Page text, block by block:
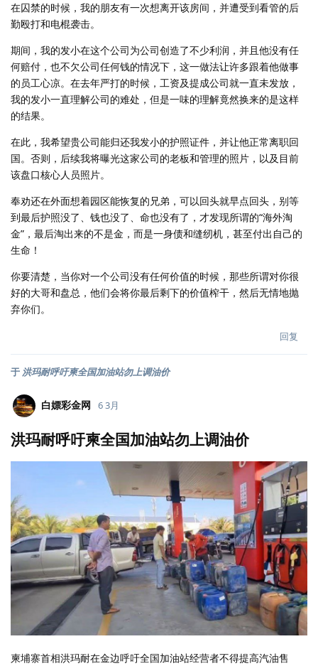
在囚禁的时候，我的朋友有一次想离开该房间，并遭受到看管的后
勤殴打和电棍袭击。
期间，我的发小在这个公司为公司创造了不少利润，并且他没有任
何赔付，也不欠公司任何钱的情况下，这一做法让许多跟着他做事
的员工心凉。在去年严打的时候，工资及提成公司就一直未发放，
我的发小一直理解公司的难处，但是一味的理解竟然换来的是这样
的结果。
在此，我希望贵公司能归还我发小的护照证件，并让他正常离职回
国。否则，后续我将曝光这家公司的老板和管理的照片，以及目前
该盘口核心人员照片。
奉劝还在外面想着园区能恢复的兄弟，可以回头就早点回头，别等
到最后护照没了、钱也没了、命也没有了，才发现所谓的“海外淘
金”，最后淘出来的不是金，而是一身债和缝纫机，甚至付出自己的
生命！
你要清楚，当你对一个公司没有任何价值的时候，那些所谓对你很
好的大哥和盘总，他们会将你最后剩下的价值榨干，然后无情地抛
弃你们。
回复
于 洪玛耐呼吁柬全国加油站勿上调油价
白嫖彩金网 6 3月
洪玛耐呼吁柬全国加油站勿上调油价
柬埔寨首相洪玛耐在金边呼吁全国加油站经营者不得提高汽油售